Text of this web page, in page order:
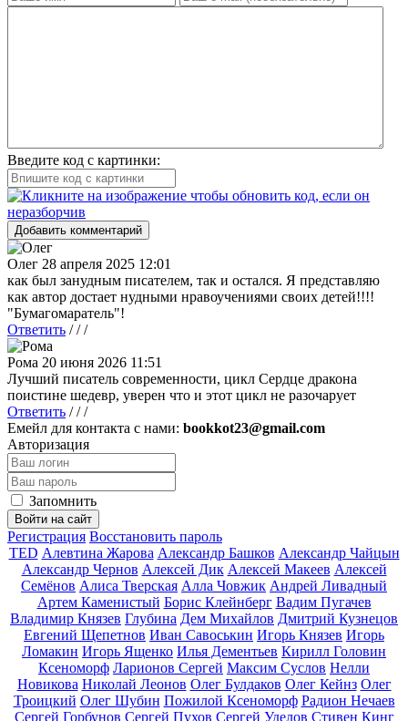
Введите код с картинки:
Добавить комментарий
Олег 28 апреля 2025 12:01
как был занудным писателем, так и остался. Я представляю
как автор достает нудными нравоучениями своих детей!!!!
"Бумагомаратель"!
Ответить / / /
Рома 20 июня 2026 11:51
Лучший писатель современности, цикл Сердце дракона
поистине шедевр, уверен что и этот цикл не разочарует
Ответить / / /
Емейл для контакта с нами: bookkot23@gmail.com
Авторизация
Запомнить
Войти на сайт
Регистрация Восстановить пароль
TED Алевтина Жарова Александр Башков Александр Чайцын
Александр Чернов Алексей Дик Алексей Макеев Алексей
Семёнов Алиса Тверская Алла Човжик Андрей Ливадный
Артем Каменистый Борис Клейнберг Вадим Пугачев
Владимир Князев Глубина Дем Михайлов Дмитрий Кузнецов
Евгений Щепетнов Иван Савоськин Игорь Князев Игорь
Ломакин Игорь Ященко Илья Дементьев Кирилл Головин
Ксеноморф Ларионов Сергей Максим Суслов Нелли
Новикова Николай Леонов Олег Булдаков Олег Кейнз Олег
Троицкий Олег Шубин Пожилой Ксеноморф Радион Нечаев
Сергей Горбунов Сергей Пухов Сергей Уделов Стивен Кинг